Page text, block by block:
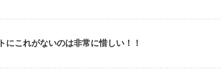
にこれがないのは非常に惜しい！！